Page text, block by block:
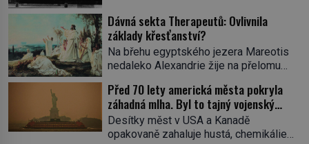
mohl cokoliv házet. A když se […]
oltáře je duch mnicha ze 16. století s
bílým závojem přes obličej, který
pravděpodobně zakrývá lepru nebo jiné
znetvoření. Jiní jsou skeptičtí a považují
vše za podvod. Jak vlastně vznikla
jedna z nejslavnějších duchařských
fotek? Moderní vyšetřovatelé
paranormálních […]
Dávná sekta Therapeutů: Ovlivnila
základy křesťanství?
Na břehu egyptského jezera Mareotis
nedaleko Alexandrie žije na přelomu
žen. Každý obývá vlastní celu, kde se
věnuje modlitbě, meditaci a studiu textů,
a někdy dlouhé dny nic nepozře. Pro
skupinu se ujme název Therapeuté, a
Před 70 lety americká města pokryla
záhadná mlha. Byl to tajný vojenský
experiment!
Desítky měst v USA a Kanadě
opakovaně zahaluje hustá, chemikáliemi